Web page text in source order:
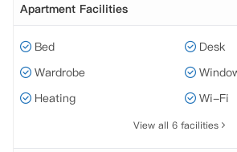
Apartment Facilities
Bed
Desk
Wardrobe
Heating
Wi-Fi
View all 6 facilities